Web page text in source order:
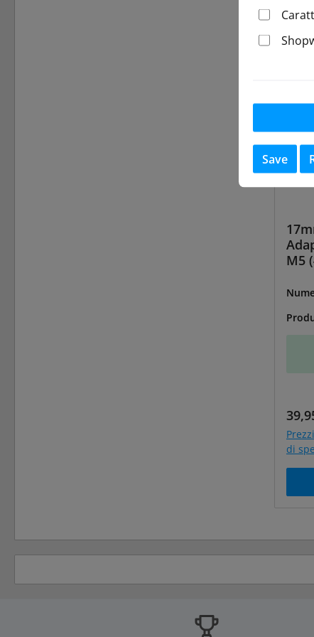
di
M5
di
Save